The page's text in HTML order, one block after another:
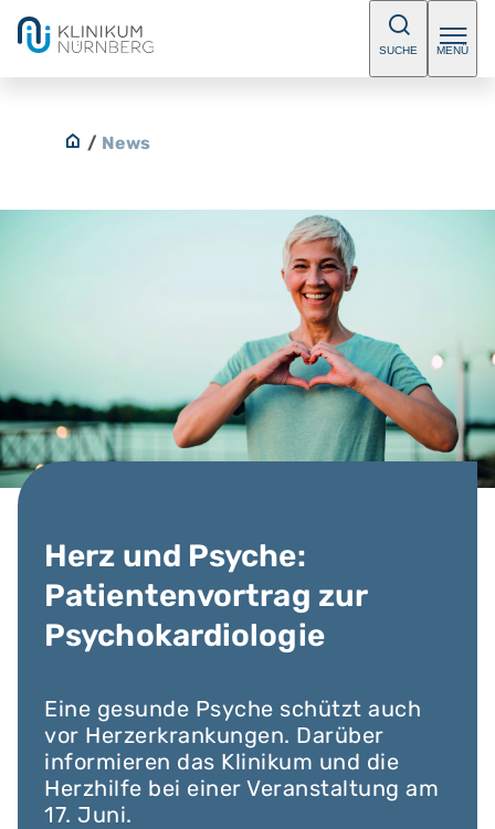
SUCHE MENÜ
/ News
Herz und Psyche:
Patientenvortrag zur
Psychokardiologie
Eine gesunde Psyche schützt auch
vor Herzerkrankungen. Darüber
informieren das Klinikum und die
Herzhilfe bei einer Veranstaltung am
17. Juni.